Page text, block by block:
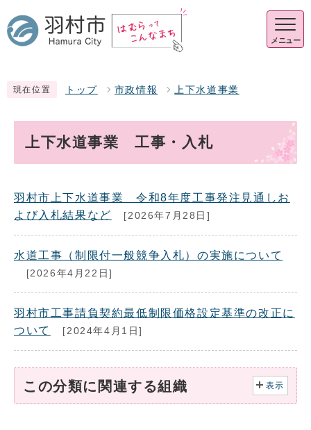
メニュー
現在位置 トップ 市政情報 上下水道事業
上下水道事業 工事・入札
羽村市上下水道事業 令和8年度工事発注見通しお
よび入札結果など
[2026年7月28日]
水道工事（制限付一般競争入札）の実施について
[2026年4月22日]
羽村市工事請負契約最低制限価格設定基準の改正に
ついて
[2024年4月1日]
この分類に関連する組織 表示